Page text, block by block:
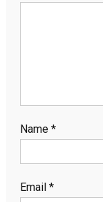
Name *
Email *